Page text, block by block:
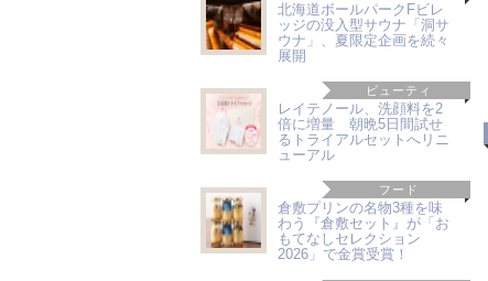
北海道ボールパークFビレ
ッジの没入型サウナ「洞サ
ウナ」、夏限定企画を続々
展開
ビューティ
レイテノール、洗顔料を2
倍に増量 朝晩5日間試せ
るトライアルセットへリニ
ューアル
フード
倉敷プリンの名物3種を味
わう『倉敷セット』が「お
もてなしセレクション
2026」で金賞受賞！